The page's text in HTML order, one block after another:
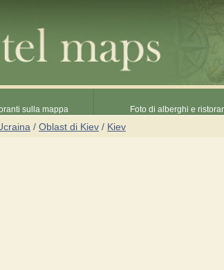
sulla mappa Foto di alberghi e
/ Oblast di Kiev / Kiev